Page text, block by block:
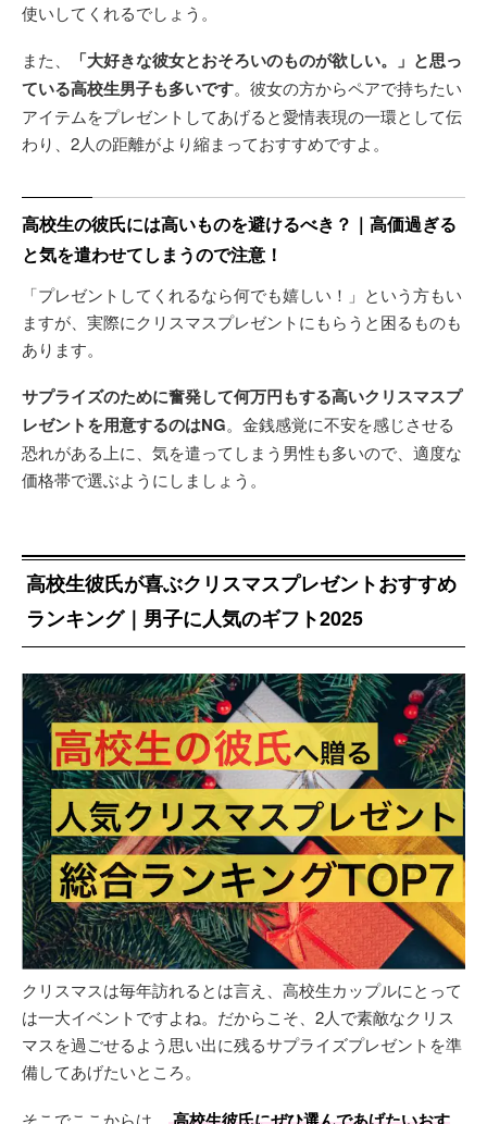
使いしてくれるでしょう。
また、
「大好きな彼女とおそろいのものが欲しい。」と思っ
ている高校生男子も多いです。彼女の方からペアで持ちたい
アイテムをプレゼントしてあげると愛情表現の一環として伝
わり、2人の距離がより縮まっておすすめですよ。
高校生の彼氏には高いものを避けるべき？｜高価過ぎる
と気を遣わせてしまうので注意！
「プレゼントしてくれるなら何でも嬉しい！」という方もい
ますが、実際にクリスマスプレゼントにもらうと困るものも
あります。
サプライズのために奮発して何万円もする高いクリスマスプ
レゼントを用意するのはNG。金銭感覚に不安を感じさせる
恐れがある上に、気を遣ってしまう男性も多いので、適度な
価格帯で選ぶようにしましょう。
高校生彼氏が喜ぶクリスマスプレゼントおすすめ
ランキング｜男子に人気のギフト2025
クリスマスは毎年訪れるとは言え、高校生カップルにとって
は一大イベントですよね。だからこそ、2人で素敵なクリス
マスを過ごせるよう思い出に残るサプライズプレゼントを準
備してあげたいところ。